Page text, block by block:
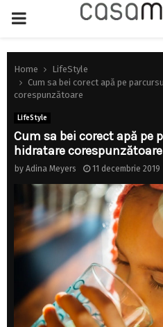
PRIMARY
MENU
Home
LifeStyle
Cum sa bei corect apă pe
corespunzătoare
LifeStyle
Cum sa bei corect apă pe
hidratare corespunzătoare
by Adina Meyers 11 decembrie 2019